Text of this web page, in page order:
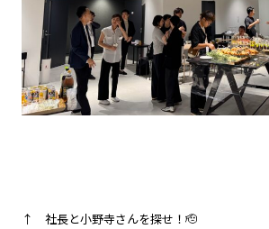
↑ 社長と小野寺さんを探せ！🫡